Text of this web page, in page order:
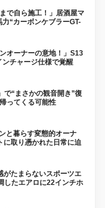
で自ら施工！」居酒屋マ
“カーボンケブラーGT-
オーナーの意地！」S13
チャージ仕様で覚醒
で“まさかの観音開き”復
ってくる可能性
と暮らす変態的オーナ
に取り憑かれた日常に迫
がたまらないスポーツエ
したエアロに22インチホ